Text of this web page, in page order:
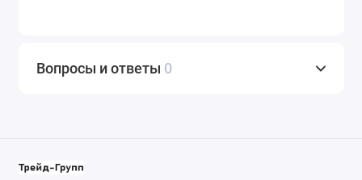
Вопросы и ответы 0